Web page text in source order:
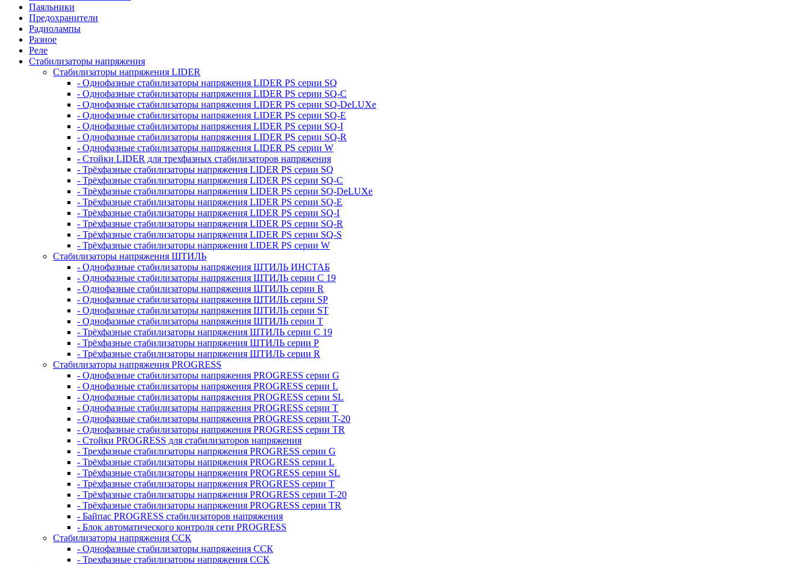
Паяльники
Предохранители
Радиолампы
Разное
Реле
Стабилизаторы напряжения
Стабилизаторы напряжения LIDER
- Однофазные стабилизаторы напряжения LIDER PS серии SQ
- Однофазные стабилизаторы напряжения LIDER PS серии SQ-C
- Однофазные стабилизаторы напряжения LIDER PS серии SQ-DeLUXe
- Однофазные стабилизаторы напряжения LIDER PS серии SQ-E
- Однофазные стабилизаторы напряжения LIDER PS серии SQ-I
- Однофазные стабилизаторы напряжения LIDER PS серии SQ-R
- Однофазные стабилизаторы напряжения LIDER PS серии W
- Стойки LIDER для трехфазных стабилизаторов напряжения
- Трёхфазные стабилизаторы напряжения LIDER PS серии SQ
- Трёхфазные стабилизаторы напряжения LIDER PS серии SQ-C
- Трёхфазные стабилизаторы напряжения LIDER PS серии SQ-DeLUXe
- Трёхфазные стабилизаторы напряжения LIDER PS серии SQ-E
- Трёхфазные стабилизаторы напряжения LIDER PS серии SQ-I
- Трёхфазные стабилизаторы напряжения LIDER PS серии SQ-R
- Трёхфазные стабилизаторы напряжения LIDER PS серии SQ-S
- Трёхфазные стабилизаторы напряжения LIDER PS серии W
Стабилизаторы напряжения ШТИЛЬ
- Однофазные стабилизаторы напряжения ШТИЛЬ ИНСТАБ
- Однофазные стабилизаторы напряжения ШТИЛЬ серии C 19
- Однофазные стабилизаторы напряжения ШТИЛЬ серии R
- Однофазные стабилизаторы напряжения ШТИЛЬ серии SP
- Однофазные стабилизаторы напряжения ШТИЛЬ серии ST
- Однофазные стабилизаторы напряжения ШТИЛЬ серии T
- Трёхфазные стабилизаторы напряжения ШТИЛЬ серии C 19
- Трёхфазные стабилизаторы напряжения ШТИЛЬ серии P
- Трёхфазные стабилизаторы напряжения ШТИЛЬ серии R
Стабилизаторы напряжения PROGRESS
- Однофазные стабилизаторы напряжения PROGRESS серии G
- Однофазные стабилизаторы напряжения PROGRESS серии L
- Однофазные стабилизаторы напряжения PROGRESS серии SL
- Однофазные стабилизаторы напряжения PROGRESS серии T
- Однофазные стабилизаторы напряжения PROGRESS серии T-20
- Однофазные стабилизаторы напряжения PROGRESS серии TR
- Стойки PROGRESS для стабилизаторов напряжения
- Трехфазные стабилизаторы напряжения PROGRESS серии G
- Трёхфазные стабилизаторы напряжения PROGRESS серии L
- Трёхфазные стабилизаторы напряжения PROGRESS серии SL
- Трёхфазные стабилизаторы напряжения PROGRESS серии T
- Трёхфазные стабилизаторы напряжения PROGRESS серии T-20
- Трёхфазные стабилизаторы напряжения PROGRESS серии TR
- Байпас PROGRESS стабилизаторов напряжения
- Блок автоматического контроля сети PROGRESS
Стабилизаторы напряжения ССК
- Однофазные стабилизаторы напряжения ССК
- Трехфазные стабилизаторы напряжения ССК